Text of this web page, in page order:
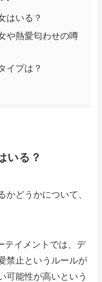
はいる？
や熱愛匂わせの噂
イプは？
いる？
かどうかについて、
テイメントでは、デ
禁止というルールが
可能性が高いという